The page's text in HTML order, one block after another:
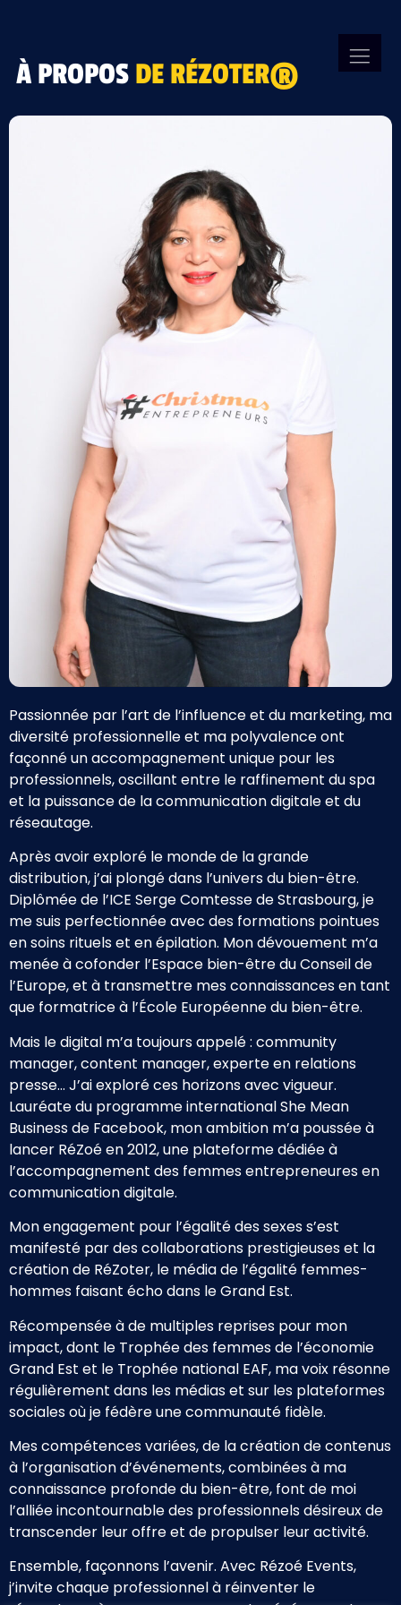
À PROPOS DE RÉZOTER®
Passionnée par l’art de l’influence et du marketing, ma
diversité professionnelle et ma polyvalence ont
façonné un accompagnement unique pour les
professionnels, oscillant entre le raffinement du spa
et la puissance de la communication digitale et du
réseautage.
Après avoir exploré le monde de la grande
distribution, j’ai plongé dans l’univers du bien-être.
Diplômée de l’ICE Serge Comtesse de Strasbourg, je
me suis perfectionnée avec des formations pointues
en soins rituels et en épilation. Mon dévouement m’a
menée à cofonder l’Espace bien-être du Conseil de
l’Europe, et à transmettre mes connaissances en tant
que formatrice à l’École Européenne du bien-être.
Mais le digital m’a toujours appelé : community
manager, content manager, experte en relations
presse… J’ai exploré ces horizons avec vigueur.
Lauréate du programme international She Mean
Business de Facebook, mon ambition m’a poussée à
lancer RéZoé en 2012, une plateforme dédiée à
l’accompagnement des femmes entrepreneures en
communication digitale.
Mon engagement pour l’égalité des sexes s’est
manifesté par des collaborations prestigieuses et la
création de RéZoter, le média de l’égalité femmes-
hommes faisant écho dans le Grand Est.
Récompensée à de multiples reprises pour mon
impact, dont le Trophée des femmes de l’économie
Grand Est et le Trophée national EAF, ma voix résonne
régulièrement dans les médias et sur les plateformes
sociales où je fédère une communauté fidèle.
Mes compétences variées, de la création de contenus
à l’organisation d’événements, combinées à ma
connaissance profonde du bien-être, font de moi
l’alliée incontournable des professionnels désireux de
transcender leur offre et de propulser leur activité.
Ensemble, façonnons l’avenir. Avec Rézoé Events,
j’invite chaque professionnel à réinventer le